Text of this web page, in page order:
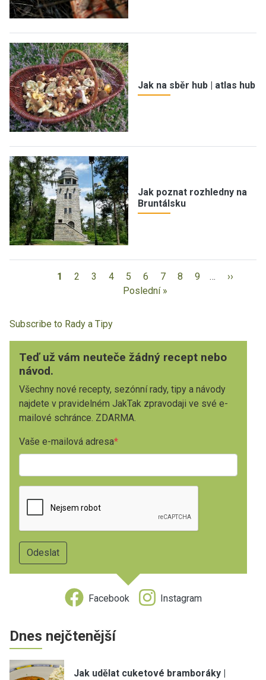
Jak na sběr hub | atlas hub
Jak poznat rozhledny na
Bruntálsku
1 2 3 4 5 6 7 8 9 …
››
Poslední »
Subscribe to Rady a Tipy
Teď už vám neuteče žádný recept nebo
návod.
Všechny nové recepty, sezónní rady, tipy a návody
najdete v pravidelném JakTak zpravodaji ve své e-
mailové schránce. ZDARMA.
Vaše e-mailová adresa
Facebook Instagram
Dnes nejčtenější
Jak udělat cuketové bramboráky |